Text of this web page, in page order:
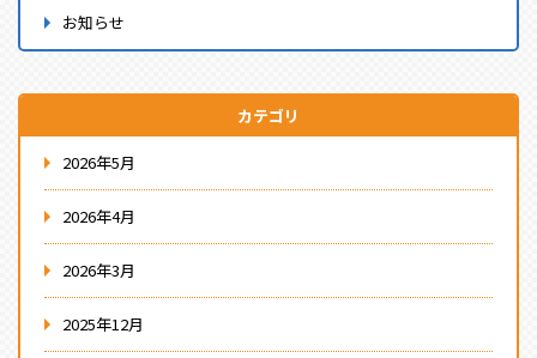
お知らせ
カテゴリ
2026年5月
2026年4月
2026年3月
2025年12月